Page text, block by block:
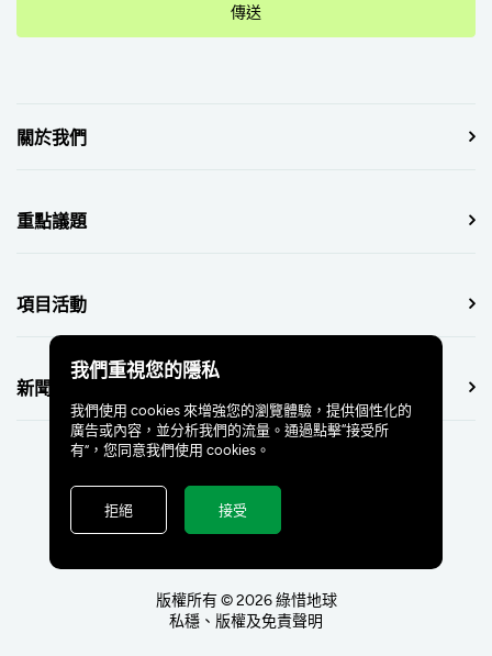
傳送
關於我們
重點議題
項目活動
新聞中心
版權所有 © 2026 綠惜地球
私穩、版權及免責聲明
我們重視您的隱私
我們使用 cookies 來增強您的瀏覽體驗，提供個性化的
廣告或內容，並分析我們的流量。通過點擊“接受所
有”，您同意我們使用 cookies。
拒絕 接受